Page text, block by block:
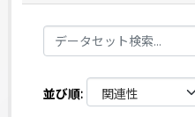
並び順